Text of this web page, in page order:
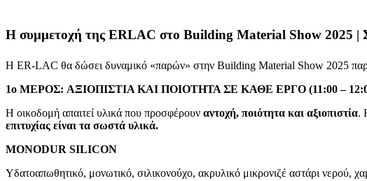
Η συμμετοχή της ERLAC στο Building Material Show 2025 |
Η ER-LAC θα δώσει δυναμικό «παρών» στην Building Material Show 2025
1ο ΜΕΡΟΣ: ΑΞΙΟΠΙΣΤΙΑ ΚΑΙ ΠΟΙΟΤΗΤΑ ΣΕ ΚΑΘΕ ΕΡΓΟ (11:00 –
Η οικοδομή απαιτεί υλικά που προσφέρουν αντοχή, ποιότητα και αξιοπιστία.
επιτυχίας είναι τα σωστά υλικά.
MONODUR SILICON
Yδατοαπωθητικό, μονωτικό, σιλικονούχο, ακρυλικό μικρονιζέ αστάρι νερού,